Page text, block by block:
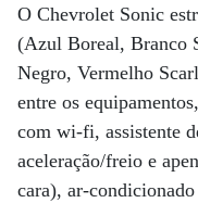
O Chevrolet Sonic
(Azul Boreal, Branco
Negro, Vermelho
entre os
com wi-fi, assistente
aceleração/freio e
cara), ar-